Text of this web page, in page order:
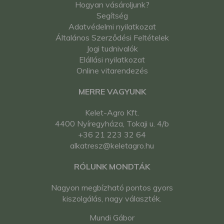
Hogyan vásároljunk?
Segítség
Adatvédelmi nyilatkozat
Általános Szerződési Feltételek
Jogi tudnivalók
Elállási nyilatkozat
Online vitarendezés
MERRE VAGYUNK
Kelet-Agro Kft.
4400 Nyíregyháza, Tokaji u. 4/b
+36 21 223 32 64
alkatresz@keletagro.hu
RÓLUNK MONDTÁK
Nagyon megbízható pontos gyors
kiszolgálás, nagy választék.
Mundi Gábor